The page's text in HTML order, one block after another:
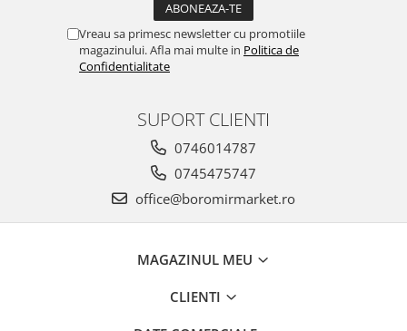
Vreau sa primesc newsletter cu promotiile
magazinului. Afla mai multe in Politica de
Confidentialitate
SUPORT CLIENTI
0746014787
0745475747
office@boromirmarket.ro
MAGAZINUL MEU
CLIENTI